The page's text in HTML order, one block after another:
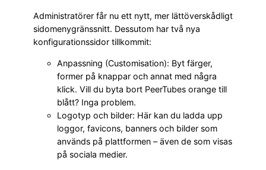
Administratörer får nu ett nytt, mer lättöverskådligt
sidomenygränssnitt. Dessutom har två nya
konfigurationssidor tillkommit:
Anpassning (Customisation): Byt färger,
former på knappar och annat med några
klick. Vill du byta bort PeerTubes orange till
blått? Inga problem.
Logotyp och bilder: Här kan du ladda upp
loggor, favicons, banners och bilder som
används på plattformen – även de som visas
på sociala medier.